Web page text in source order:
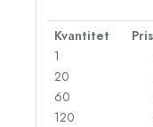
Kvantitet
1
20
60
120